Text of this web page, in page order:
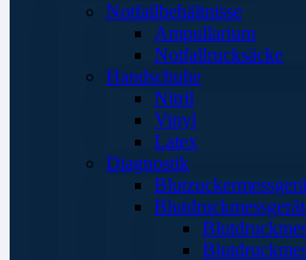
Notfallbehältnisse
Ampullarium
Notfallrucksäcke
Handschuhe
Nitril
Vinyl
Latex
Diagnostik